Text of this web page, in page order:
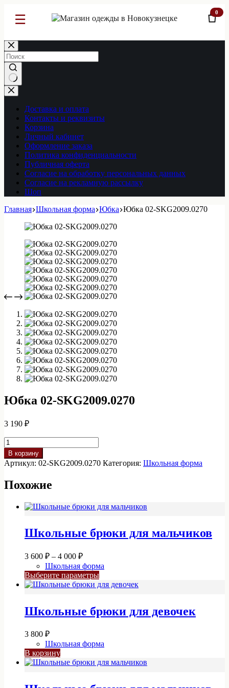
☰ 0
Перейти
к
сути
Ничего
не
найденоДоставка и оплата
Контакты и реквизиты
Корзина
Личный кабинет
Оформление заказа
Политика конфиденциальности
Публичная оферта
Согласие на обработку персональных данных
Согласие на рекламную рассылку
Шоп
Главная Школьная форма Юбка Юбка 02-SKG2009.0270
Юбка 02-SKG2009.0270
3 190 ₽
Количество
товара
Юбка
02-
В корзину
Артикул: 02-SKG2009.0270 Категория: Школьная форма
Похожие
Школьные брюки для мальчиков
3 600 ₽ – 4 000 ₽Диапазон
цен:
3
600 ₽
000 ₽
Школьная форма
Выберите параметрыЭтот
товар
вариаций.
Опции
на
товара.
Школьные брюки для девочек
3 800 ₽
Школьная форма
В корзину